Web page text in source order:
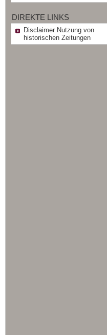
DIREKTE LINKS
Disclaimer Nutzung von
historischen Zeitungen